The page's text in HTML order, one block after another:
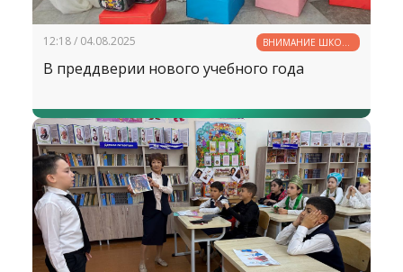
12:18 / 04.08.2025
ВНИМАНИЕ ШКОЛЕ
— ВНИМАНИЕ
БУДУЩЕМУ
В преддверии нового учебного года